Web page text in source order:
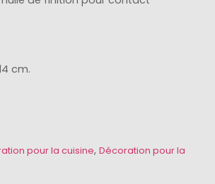
cm.
pour la cuisine, Décoration pour la